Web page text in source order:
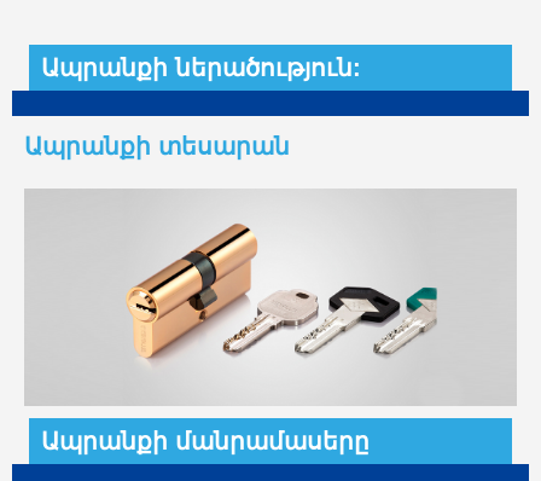
Ապրանքի ներածություն:
Ապրանքի տեսարան
Ապրանքի մանրամասերը